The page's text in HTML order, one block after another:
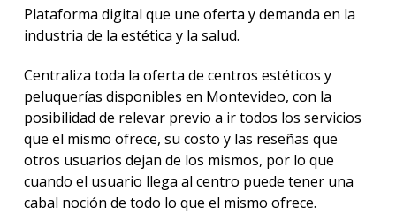
Plataforma digital que une oferta y demanda en la
industria de la estética y la salud.
Centraliza toda la oferta de centros estéticos y
peluquerías disponibles en Montevideo, con la
posibilidad de relevar previo a ir todos los servicios
que el mismo ofrece, su costo y las reseñas que
otros usuarios dejan de los mismos, por lo que
cuando el usuario llega al centro puede tener una
cabal noción de todo lo que el mismo ofrece.